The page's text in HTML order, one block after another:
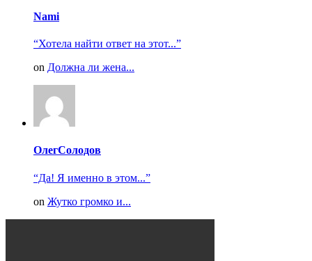
Nami
“Хотела найти ответ на этот...”
on Должна ли жена...
ОлегСолодов
“Да! Я именно в этом...”
on Жутко громко и...